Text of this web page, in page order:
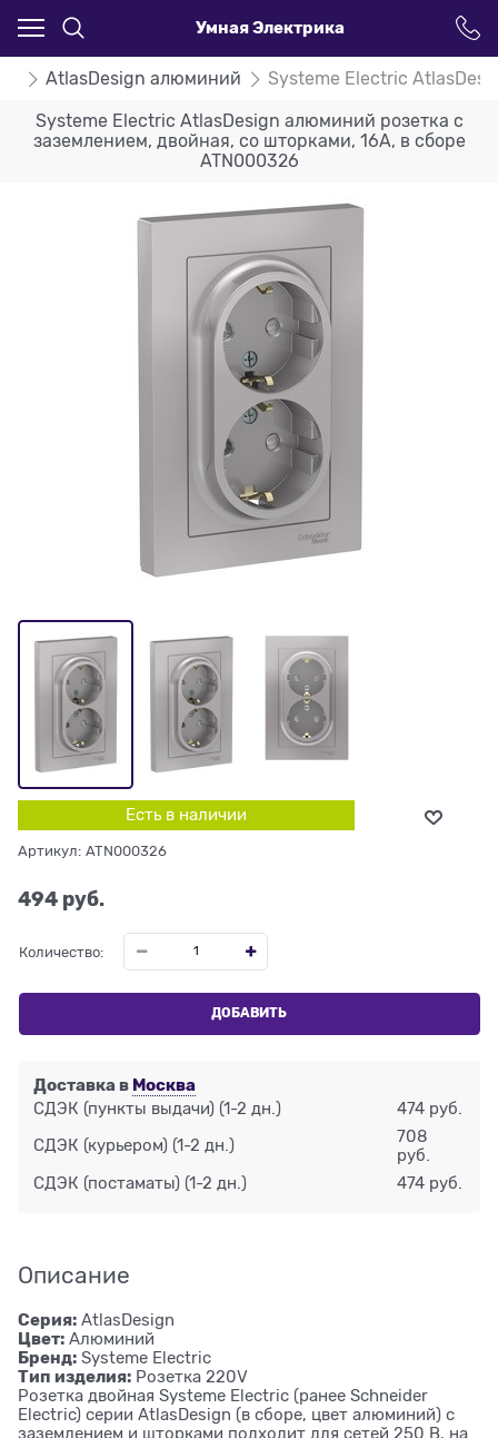
Умная Электрика
AtlasDesign алюминий Systeme Electric
Systeme Electric AtlasDesign алюминий розетка с
заземлением, двойная, со шторками, 16А, в сборе
ATN000326
Есть в наличии
Артикул: ATN000326
494 руб.
Количество:
ДОБАВИТЬ
Доставка в Москва
СДЭК (пункты выдачи) (1-2 дн.) 474 руб.
СДЭК (курьером) (1-2 дн.)
708
руб.
СДЭК (постаматы) (1-2 дн.) 474 руб.
Описание
Серия: AtlasDesign
Цвет: Алюминий
Бренд: Systeme Electric
Тип изделия: Розетка 220V
Розетка двойная Systeme Electric (ранее Schneider
Electric) серии AtlasDesign (в сборе, цвет алюминий) с
заземлением и шторками подходит для сетей 250 В, на